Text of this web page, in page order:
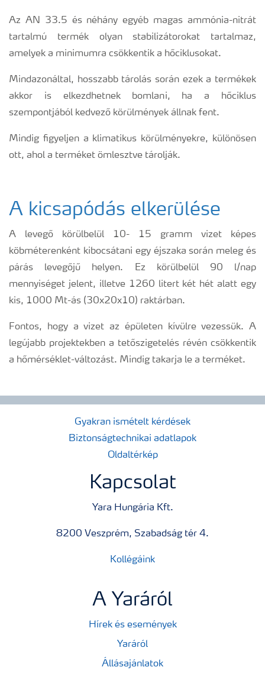
Az AN 33.5 és néhány egyéb magas ammónia-nitrát
tartalmú termék olyan stabilizátorokat tartalmaz,
amelyek a minimumra csökkentik a hőciklusokat.
Mindazonáltal, hosszabb tárolás során ezek a termékek
akkor is elkezdhetnek bomlani, ha a hőciklus
szempontjából kedvező körülmények állnak fent.
Mindig figyeljen a klimatikus körülményekre, különösen
ott, ahol a terméket ömlesztve tárolják.
A kicsapódás elkerülése
A levegő körülbelül 10- 15 gramm vizet képes
köbméterenként kibocsátani egy éjszaka során meleg és
párás levegőjű helyen. Ez körülbelül 90 l/nap
mennyiséget jelent, illetve 1260 litert két hét alatt egy
kis, 1000 Mt-ás (30x20x10) raktárban.
Fontos, hogy a vizet az épületen kívülre vezessük. A
legújabb projektekben a tetőszigetelés révén csökkentik
a hőmérséklet-változást. Mindig takarja le a terméket.
Gyakran ismételt kérdések
Biztonságtechnikai adatlapok
Oldaltérkép
Kapcsolat
Yara Hungária Kft.
8200 Veszprém, Szabadság tér 4.
Kollégáink
A Yaráról
Hírek és események
Yaráról
Állásajánlatok